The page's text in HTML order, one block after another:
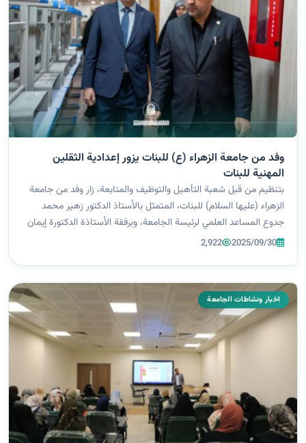
وفد من جامعة الزهراء (ع) للبنات يزور إعدادية الثقلين
المهنية للبنات
بتنظيم من قبل شعبة التأهيل والتوظيف والمتابعة، زار وفد من جامعة
الزهراء (عليها السلام) للبنات، المتمثل بالأستاذ الدكتور زهير محمد
جدوع المساعد العلمي لرئيسة الجامعة، وبرفقة الأستاذة الدكتورة إيمان
سمير بهية عميدة كلية التربية، والسيدة م.م. حوراء عدنان شمران
2025/09/30
2,922
اخبار ونشاطات الجامعة